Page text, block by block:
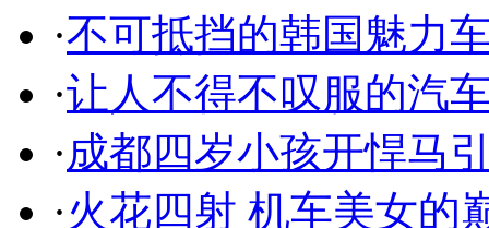
·不可抵挡的韩国魅力
·让人不得不叹服的汽
·成都四岁小孩开悍马
·火花四射 机车美女的